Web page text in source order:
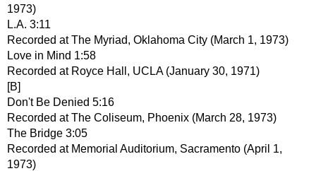
1973)
L.A. 3:11
Recorded at The Myriad, Oklahoma City (March 1, 1973)
Love in Mind 1:58
Recorded at Royce Hall, UCLA (January 30, 1971)
[B]
Don't Be Denied 5:16
Recorded at The Coliseum, Phoenix (March 28, 1973)
The Bridge 3:05
Recorded at Memorial Auditorium, Sacramento (April 1,
1973)